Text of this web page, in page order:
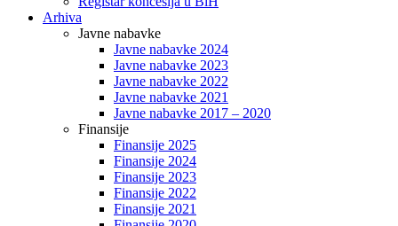
Arhiva
Javne nabavke
Javne nabavke 2024
Javne nabavke 2023
Javne nabavke 2022
Javne nabavke 2021
Javne nabavke 2017 – 2020
Finansije
Finansije 2025
Finansije 2024
Finansije 2023
Finansije 2022
Finansije 2021